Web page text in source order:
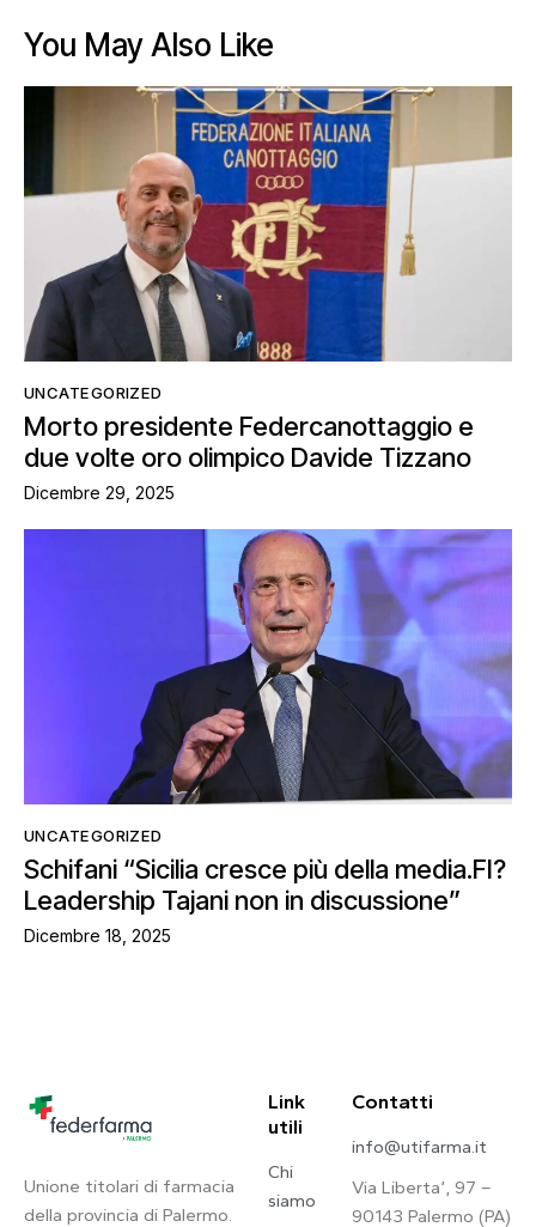
You May Also Like
UNCATEGORIZED
Morto presidente Federcanottaggio e
due volte oro olimpico Davide Tizzano
Dicembre 29, 2025
UNCATEGORIZED
Schifani “Sicilia cresce più della media.FI?
Leadership Tajani non in discussione”
Dicembre 18, 2025
Unione titolari di farmacia
della provincia di Palermo.
Link
utili
Chi
siamo
Contatti
info@utifarma.it
Via Liberta’, 97 –
90143 Palermo (PA)